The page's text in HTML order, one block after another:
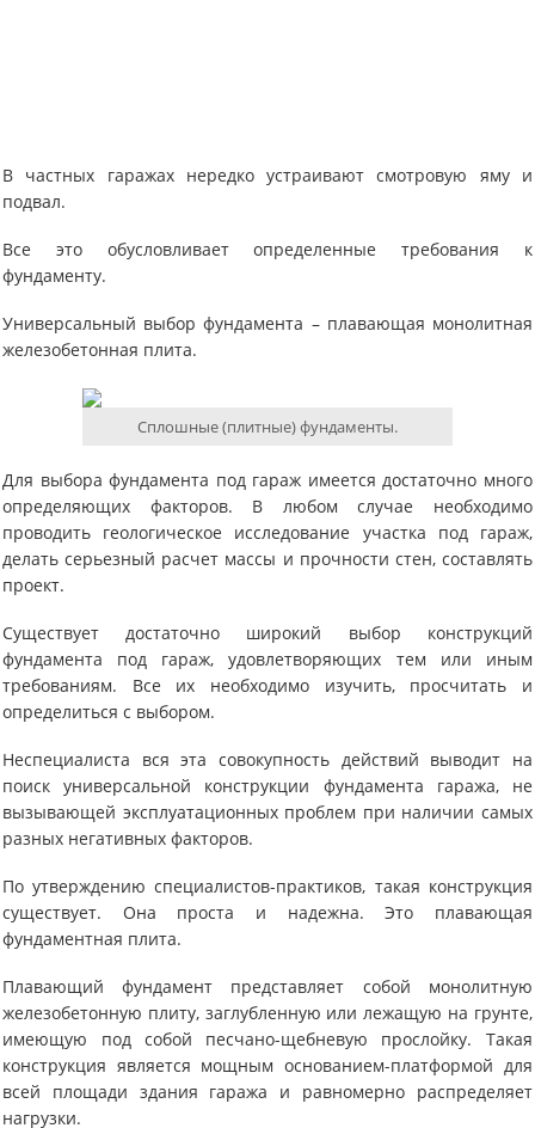
В частных гаражах нередко устраивают смотровую яму и
подвал.
Все это обусловливает определенные требования к
фундаменту.
Универсальный выбор фундамента – плавающая монолитная
железобетонная плита.
Сплошные (плитные) фундаменты.
Для выбора фундамента под гараж имеется достаточно много
определяющих факторов. В любом случае необходимо
проводить геологическое исследование участка под гараж,
делать серьезный расчет массы и прочности стен, составлять
проект.
Существует достаточно широкий выбор конструкций
фундамента под гараж, удовлетворяющих тем или иным
требованиям. Все их необходимо изучить, просчитать и
определиться с выбором.
Неспециалиста вся эта совокупность действий выводит на
поиск универсальной конструкции фундамента гаража, не
вызывающей эксплуатационных проблем при наличии самых
разных негативных факторов.
По утверждению специалистов-практиков, такая конструкция
существует. Она проста и надежна. Это плавающая
фундаментная плита.
Плавающий фундамент представляет собой монолитную
железобетонную плиту, заглубленную или лежащую на грунте,
имеющую под собой песчано-щебневую прослойку. Такая
конструкция является мощным основанием-платформой для
всей площади здания гаража и равномерно распределяет
нагрузки.